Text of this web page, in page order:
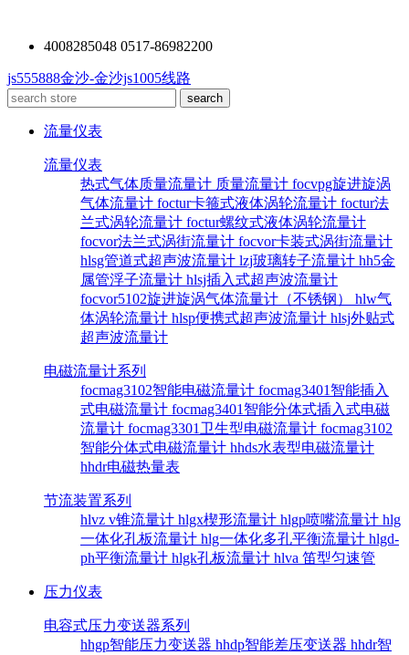
4008285048 0517-86982200
js555888金沙-金沙js1005线路
流量仪表
流量仪表
热式气体质量流量计 质量流量计 focvpg旋进旋涡
气体流量计 foctur卡箍式液体涡轮流量计 foctur法
兰式涡轮流量计 foctur螺纹式液体涡轮流量计
focvor法兰式涡街流量计 focvor卡装式涡街流量计
hlsg管道式超声波流量计 lzj玻璃转子流量计 hh5金
属管浮子流量计 hlsj插入式超声波流量计
focvor5102旋进旋涡气体流量计（不锈钢） hlw气
体涡轮流量计 hlsp便携式超声波流量计 hlsj外贴式
超声波流量计
电磁流量计系列
focmag3102智能电磁流量计 focmag3401智能插入
式电磁流量计 focmag3401智能分体式插入式电磁
流量计 focmag3301卫生型电磁流量计 focmag3102
智能分体式电磁流量计 hhds水表型电磁流量计
hhdr电磁热量表
节流装置系列
hlvz v锥流量计 hlgx楔形流量计 hlgp喷嘴流量计 hlg
一体化孔板流量计 hlg一体化多孔平衡流量计 hlgd-
ph平衡流量计 hlgk孔板流量计 hlva 笛型匀速管
压力仪表
电容式压力变送器系列
hhgp智能压力变送器 hhdp智能差压变送器 hhdr智